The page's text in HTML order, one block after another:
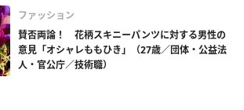
ファッション
賛否両論！ 花柄スキニーパンツに対する男性の
意見「オシャレももひき」（27歳／団体・公益法
人・官公庁／技術職）